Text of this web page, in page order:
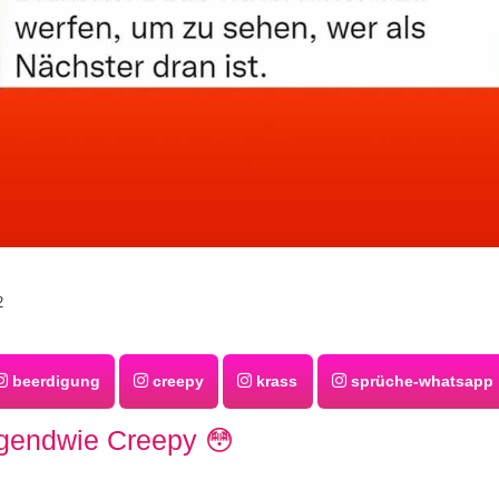
beerdigung creepy krass sprüche-whatsapp
Creepy 😳